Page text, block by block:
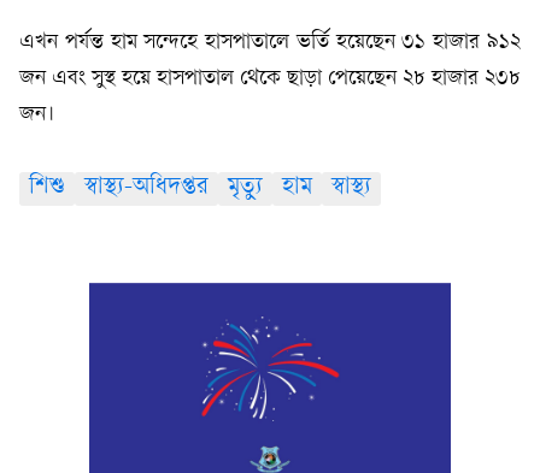
এখন পর্যন্ত হাম সন্দেহে হাসপাতালে ভর্তি হয়েছেন ৩১ হাজার ৯১২
জন এবং সুস্থ হয়ে হাসপাতাল থেকে ছাড়া পেয়েছেন ২৮ হাজার ২৩৮
জন।
শিশু স্বাস্থ্য-অধিদপ্তর মৃত্যু হাম স্বাস্থ্য